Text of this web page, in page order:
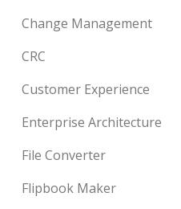
Change Management
CRC
Customer Experience
Enterprise Architecture
File Converter
Flipbook Maker